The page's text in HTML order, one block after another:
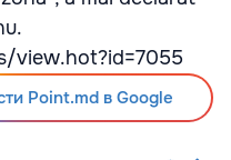
view.hot?id=7055
Point.md в Google